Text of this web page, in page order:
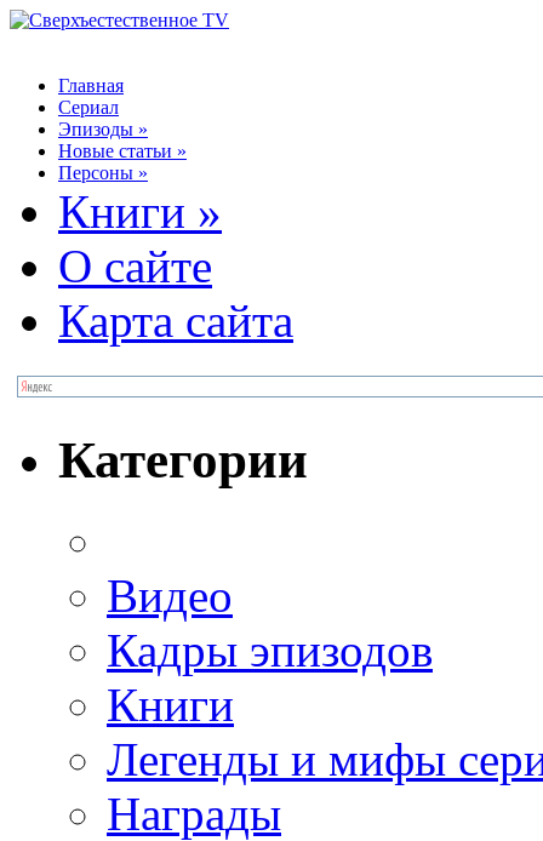
Главная
Сериал
Эпизоды »
Новые статьи »
Персоны »
Книги »
О сайте
Карта сайта
Категории
Видео
Кадры эпизодов
Книги
Легенды и мифы
Награды